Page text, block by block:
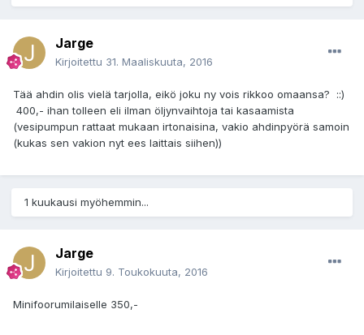
Jarge
Kirjoitettu 31. Maaliskuuta, 2016
Tää ahdin olis vielä tarjolla, eikö joku ny vois rikkoo omaansa? ::)
400,- ihan tolleen eli ilman öljynvaihtoja tai kasaamista
(vesipumpun rattaat mukaan irtonaisina, vakio ahdinpyörä samoin
(kukas sen vakion nyt ees laittais siihen))
1 kuukausi myöhemmin...
Jarge
Kirjoitettu 9. Toukokuuta, 2016
Minifoorumilaiselle 350,-